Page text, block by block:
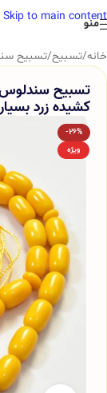
Skip to main content
منو
خانه/تسبیح/تسبیح
کشیده زرد
-26%
ویژه